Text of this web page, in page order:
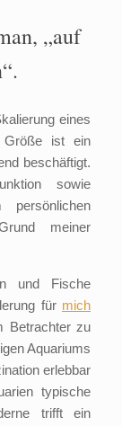
„auf
eines
Größe ist ein
beschäftigt.
sowie
meiner
und Fische
für mich
Betrachter zu
Aquariums
erlebbar
typische
trifft ein